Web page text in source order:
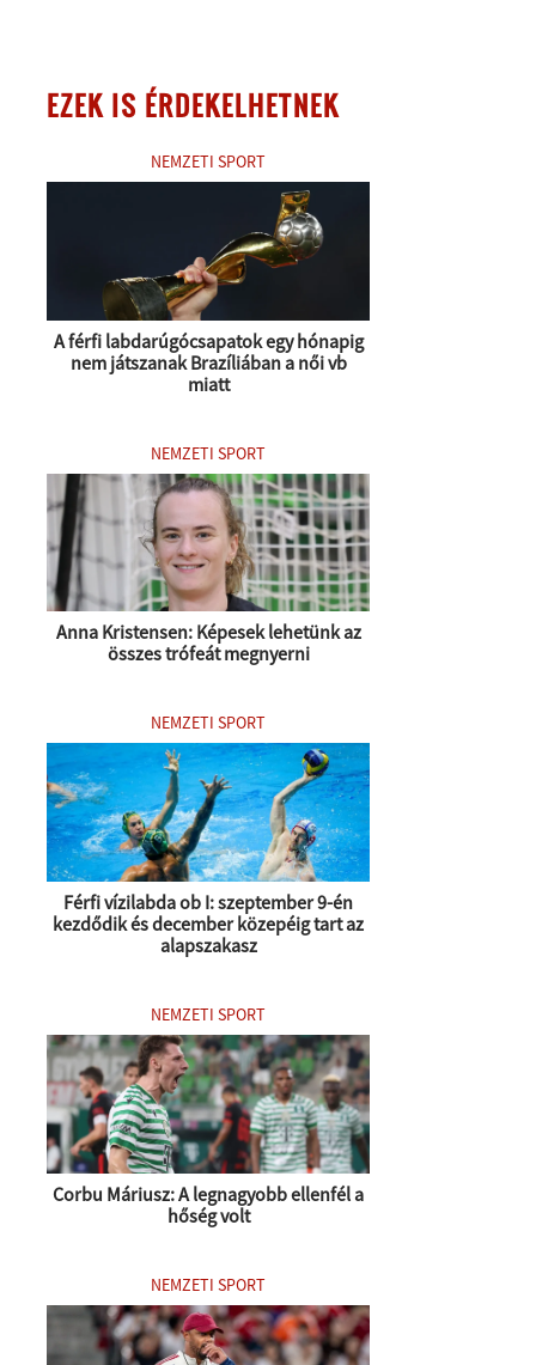
EZEK IS ÉRDEKELHETNEK
NEMZETI SPORT
A férfi labdarúgócsapatok egy hónapig
nem játszanak Brazíliában a női vb
miatt
NEMZETI SPORT
Anna Kristensen: Képesek lehetünk az
összes trófeát megnyerni
NEMZETI SPORT
Férfi vízilabda ob I: szeptember 9-én
kezdődik és december közepéig tart az
alapszakasz
NEMZETI SPORT
Corbu Máriusz: A legnagyobb ellenfél a
hőség volt
NEMZETI SPORT